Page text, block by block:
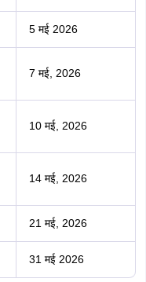
5 मई 2026
7 मई, 2026
10 मई, 2026
14 मई, 2026
21 मई, 2026
31 मई 2026